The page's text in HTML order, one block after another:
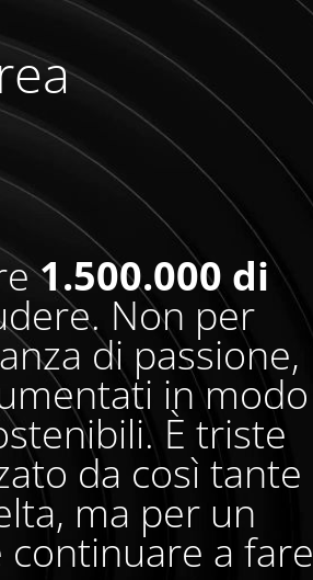
1.500.000 di
Non per
di passione,
in modo
È triste
da così tante
ma per un
a fare